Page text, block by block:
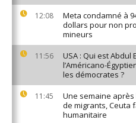
12:08
Meta condamné à
dollars pour non
mineurs
11:56
USA : Qui est Abdul
l’Américano-
les démocrates ?
11:45
Une semaine après
de migrants, Ceuta
humanitaire